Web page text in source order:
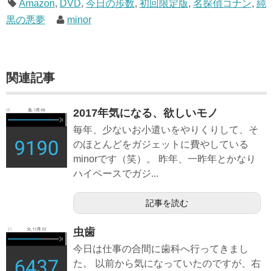
Amazon, DVD, 今日の歩数, 初回限定版, 名探偵コナン, 純
黒の悪夢
minor
関連記事
2017年気になる、欲しいモノ
毎年、少ないお小遣いをやりくりして、そ
のほとんどをガジェットに費やしている
minorです（笑）。 昨年、一昨年とかなり
ハイペースでガジ...
記事を読む
虫歯
今日は仕事の合間に歯科へ行ってきまし
た。 以前から気になっていたのですが、右